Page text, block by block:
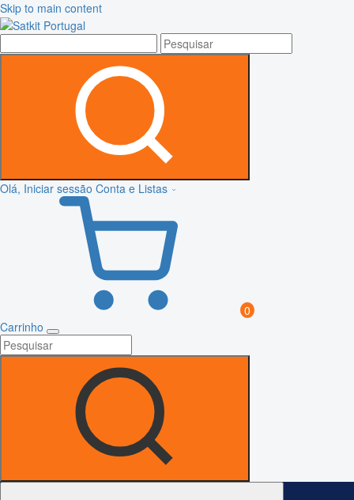
Skip to main content
Olá, Iniciar sessão Conta e Listas
0
Carrinho